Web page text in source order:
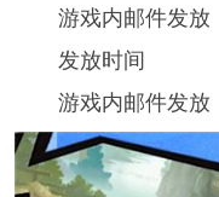
游戏内邮件发放
发放时间
游戏内邮件发放